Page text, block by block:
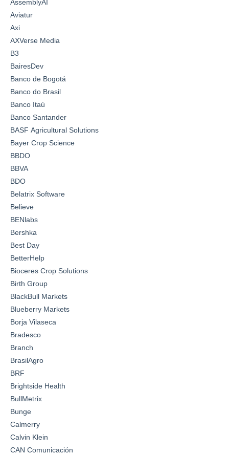
AssemblyAI
Aviatur
Axi
AXVerse Media
B3
BairesDev
Banco de Bogotá
Banco do Brasil
Banco Itaú
Banco Santander
BASF Agricultural Solutions
Bayer Crop Science
BBDO
BBVA
BDO
Belatrix Software
Believe
BENlabs
Bershka
Best Day
BetterHelp
Bioceres Crop Solutions
Birth Group
BlackBull Markets
Blueberry Markets
Borja Vilaseca
Bradesco
Branch
BrasilAgro
BRF
Brightside Health
BullMetrix
Bunge
Calmerry
Calvin Klein
CAN Comunicación